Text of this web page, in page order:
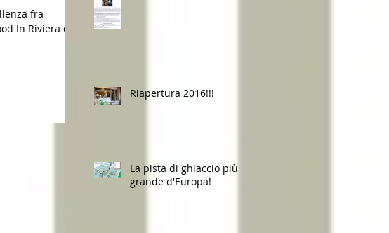
fra
In Riviera c’è
Riapertura 2016!!!
La pista di ghiaccio più
grande d'Europa!